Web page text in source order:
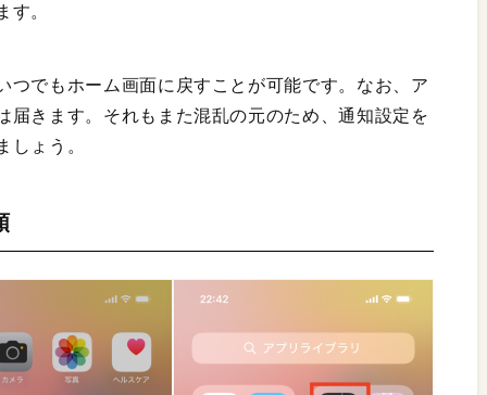
す。
つでもホーム画面に戻すことが可能です。なお、ア
届きます。それもまた混乱の元のため、通知設定を
しょう。